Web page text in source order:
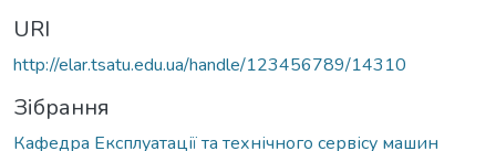
URI
http://elar.tsatu.edu.ua/handle/123456789/14310
Зібрання
Кафедра Експлуатації та технічного сервісу машин